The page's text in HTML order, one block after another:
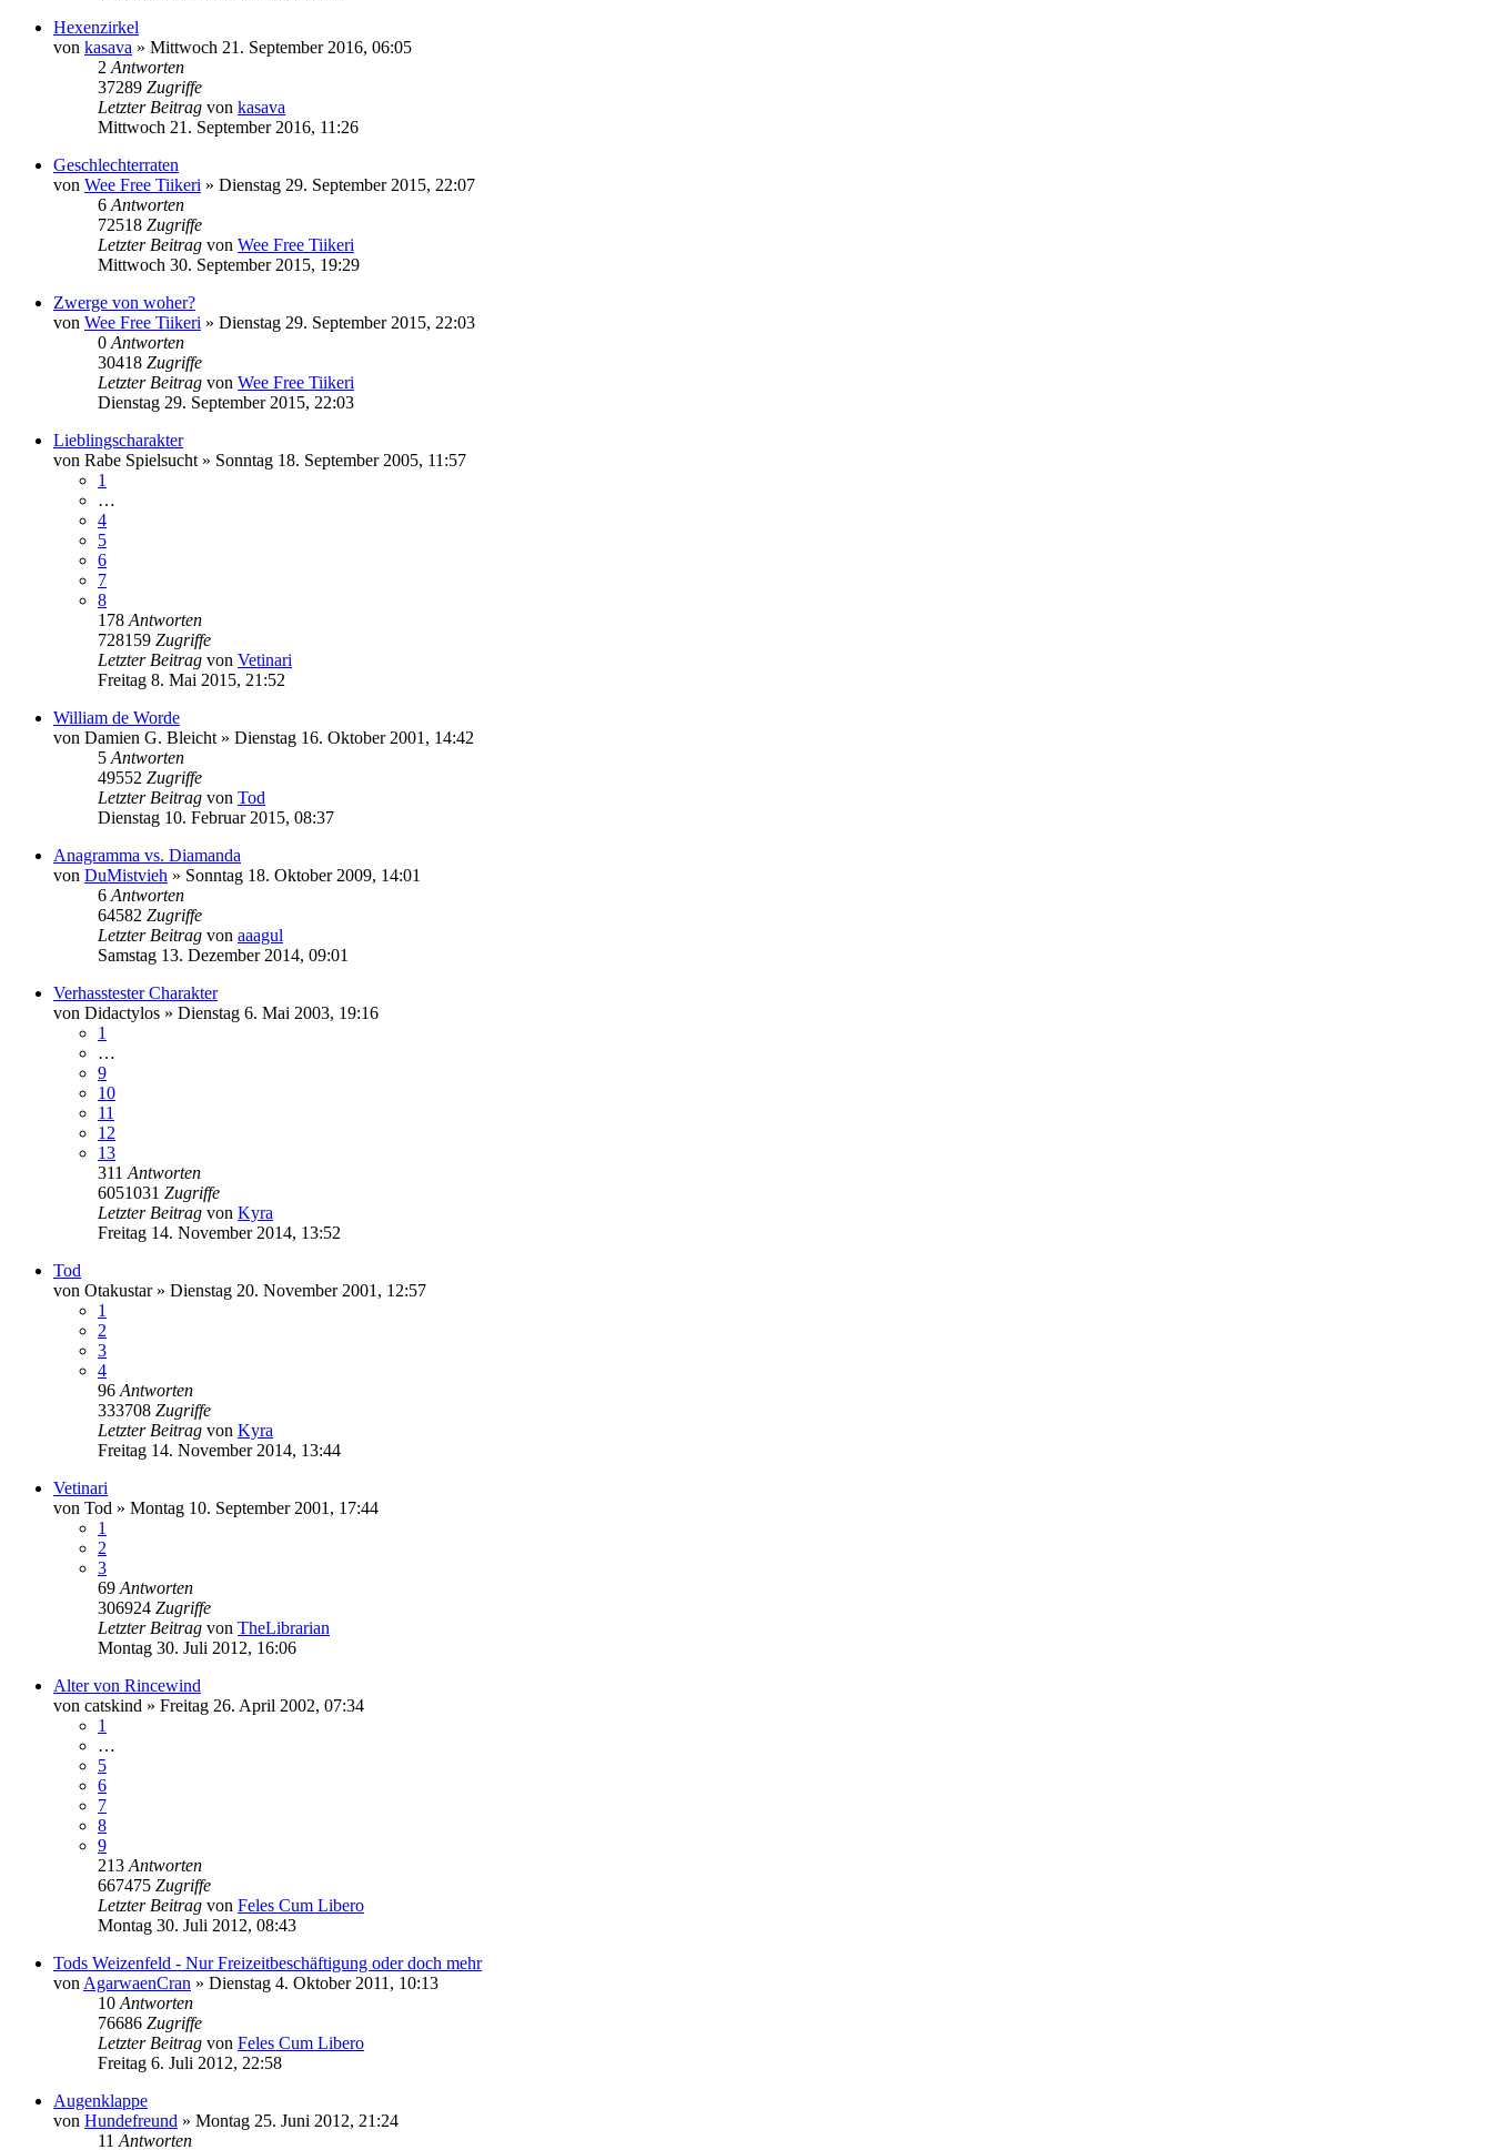
Hexenzirkel
von kasava » Mittwoch 21. September 2016, 06:05
2 Antworten
37289 Zugriffe
Letzter Beitrag von kasava
Mittwoch 21. September 2016, 11:26
Geschlechterraten
von Wee Free Tiikeri » Dienstag 29. September 2015, 22:07
6 Antworten
72518 Zugriffe
Letzter Beitrag von Wee Free Tiikeri
Mittwoch 30. September 2015, 19:29
Zwerge von woher?
von Wee Free Tiikeri » Dienstag 29. September 2015, 22:03
0 Antworten
30418 Zugriffe
Letzter Beitrag von Wee Free Tiikeri
Dienstag 29. September 2015, 22:03
Lieblingscharakter
von Rabe Spielsucht » Sonntag 18. September 2005, 11:57
1
…
4
5
6
7
8
178 Antworten
728159 Zugriffe
Letzter Beitrag von Vetinari
Freitag 8. Mai 2015, 21:52
William de Worde
von Damien G. Bleicht » Dienstag 16. Oktober 2001, 14:42
5 Antworten
49552 Zugriffe
Letzter Beitrag von Tod
Dienstag 10. Februar 2015, 08:37
Anagramma vs. Diamanda
von DuMistvieh » Sonntag 18. Oktober 2009, 14:01
6 Antworten
64582 Zugriffe
Letzter Beitrag von aaagul
Samstag 13. Dezember 2014, 09:01
Verhasstester Charakter
von Didactylos » Dienstag 6. Mai 2003, 19:16
1
…
9
10
11
12
13
311 Antworten
6051031 Zugriffe
Letzter Beitrag von Kyra
Freitag 14. November 2014, 13:52
Tod
von Otakustar» Dienstag 20. November 2001, 12:57
1
2
3
4
96 Antworten
333708 Zugriffe
Letzter Beitrag von Kyra
Freitag 14. November 2014, 13:44
Vetinari
von Tod » Montag 10. September 2001, 17:44
1
2
3
69 Antworten
306924 Zugriffe
Letzter Beitrag von TheLibrarian
Montag 30. Juli 2012, 16:06
Alter von Rincewind
von catskind » Freitag 26. April 2002, 07:34
1
…
5
6
7
8
9
213 Antworten
667475 Zugriffe
Letzter Beitrag von Feles Cum Libero
Montag 30. Juli 2012, 08:43
Tods Weizenfeld - Nur Freizeitbeschäftigung oder doch mehr
von AgarwaenCran » Dienstag 4. Oktober 2011, 10:13
10 Antworten
76686 Zugriffe
Letzter Beitrag von Feles Cum Libero
Freitag 6. Juli 2012, 22:58
Augenklappe
von Hundefreund » Montag 25. Juni 2012, 21:24
11 Antworten